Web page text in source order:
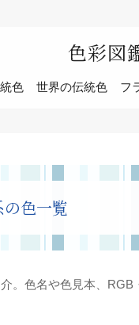
色彩図
色 世界の伝統色 フ
色一覧
。色名や色見本、RGB